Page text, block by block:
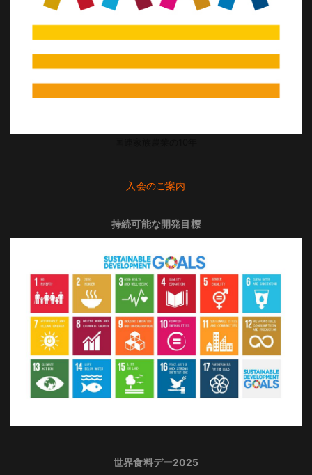
入会のご案内
持続可能な開発目標
世界食料デー2025